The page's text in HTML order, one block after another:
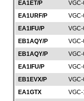
EA1ET/P
EA1URF/P
EA1IFU/P
EB1AQY/P
EB1AQY/P
EA1IFU/P
EB1EVX/P
EA1GTX